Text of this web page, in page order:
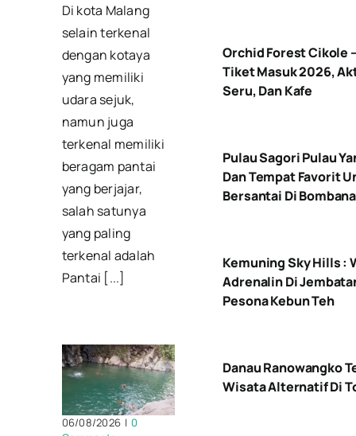
Di kota Malang
selain terkenal
dengan kotaya
yang memiliki
udara sejuk,
namun juga
terkenal memiliki
beragam pantai
yang berjajar,
salah satunya
yang paling
terkenal adalah
Pantai [...]
06/08/2026 | 0
Orchid Forest Cikole
Tiket Masuk 2026,
Seru, Dan Kafe
Pulau Sagori Pulau
Dan Tempat Favorit
Bersantai Di Bombana
Kemuning Sky Hills :
Adrenalin Di
Pesona Kebun Teh
Danau Ranowangko
Wisata Alternatif Di